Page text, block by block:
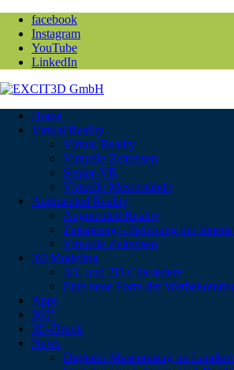
facebook
Instagram
YouTube
LinkedIn
Home
Virtual Reality
Virtual Reality
Virtuelle Zeitreisen
Senior-VR
Virtuelle Messestände
Augmented Reality
Augmented Reality
Zeitsprung – Belebung der
Virtuelle Zeitreisen
3D Modeling
3D- und 2D-Charaktere
Eine neue Form der
Apps
360°
3D-Druck
News
Digitaler Museumstag im